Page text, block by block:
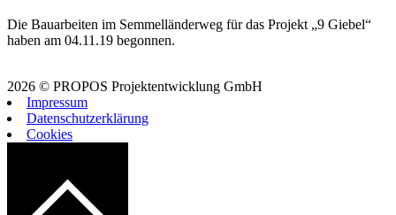
Die Bauarbeiten im Semmelländerweg für das Projekt „9 Giebel“
haben am 04.11.19 begonnen.
2026 © PROPOS Projektentwicklung GmbH
Impressum
Datenschutzerklärung
Cookies